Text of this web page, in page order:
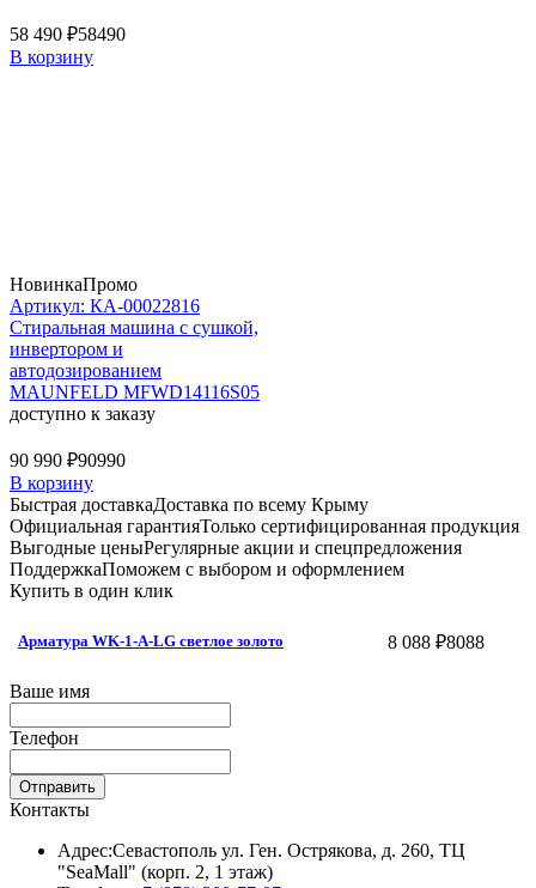
58 490 ₽58490
В корзину
НовинкаПромо
Артикул: КА-00022816
Стиральная машина c сушкой,
инвертором и
автодозированием
MAUNFELD MFWD14116S05
доступно к заказу
90 990 ₽90990
В корзину
Быстрая доставкаДоставка по всему Крыму
Официальная гарантияТолько сертифицированная продукция
Выгодные ценыРегулярные акции и спецпредложения
ПоддержкаПоможем с выбором и оформлением
Купить в один клик
Арматура WK-1-A-LG светлое золото 8 088 ₽8088
Ваше имя
Телефон
Отправить
Контакты
Адрес:Севастополь ул. Ген. Острякова, д. 260, ТЦ
"SeaMall" (корп. 2, 1 этаж)